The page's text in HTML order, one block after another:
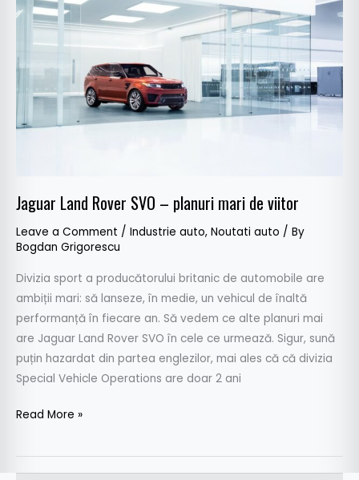
Jaguar Land Rover SVO – planuri mari de viitor
Leave a Comment / Industrie auto, Noutati auto / By
Bogdan Grigorescu
Divizia sport a producătorului britanic de automobile are
ambiții mari: să lanseze, în medie, un vehicul de înaltă
performanță în fiecare an. Să vedem ce alte planuri mai
are Jaguar Land Rover SVO în cele ce urmează. Sigur, sună
puțin hazardat din partea englezilor, mai ales că că divizia
Special Vehicle Operations are doar 2 ani
Rover
SVO
planuri
mari
viitor
Read More »